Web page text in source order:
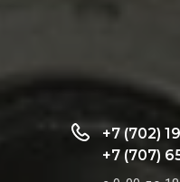
+7 (702)
+7 (707)